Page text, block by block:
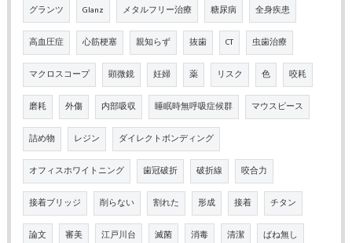
グランツ Glanz メタルフリー治療 糖尿病 全身疾患
高血圧症 心筋梗塞 親知らず 抜歯 CT 虫歯治療
マクロスコープ 顕微鏡 妊婦 薬 リスク 色 咬耗
磨耗 外傷 内部吸収 睡眠時無呼吸症候群 マウスピース
詰め物 レジン ダイレクトボンディング
オフィスホワイトニング 歯冠破折 破折線 咬合力
接着ブリッジ 削らない 割れた 形成 接着 チタン
論文 審美 江戸川台 滅菌 消毒 清潔 ばね無し